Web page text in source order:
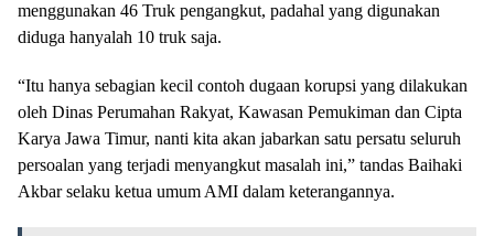
menggunakan 46 Truk pengangkut, padahal yang digunakan
diduga hanyalah 10 truk saja.
“Itu hanya sebagian kecil contoh dugaan korupsi yang dilakukan
oleh Dinas Perumahan Rakyat, Kawasan Pemukiman dan Cipta
Karya Jawa Timur, nanti kita akan jabarkan satu persatu seluruh
persoalan yang terjadi menyangkut masalah ini,” tandas Baihaki
Akbar selaku ketua umum AMI dalam keterangannya.